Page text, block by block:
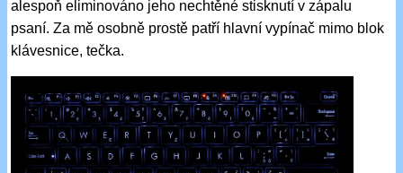
alespoň eliminováno jeho nechtěné stisknutí v zápalu
psaní. Za mě osobně prostě patří hlavní vypínač mimo blok
klávesnice, tečka.